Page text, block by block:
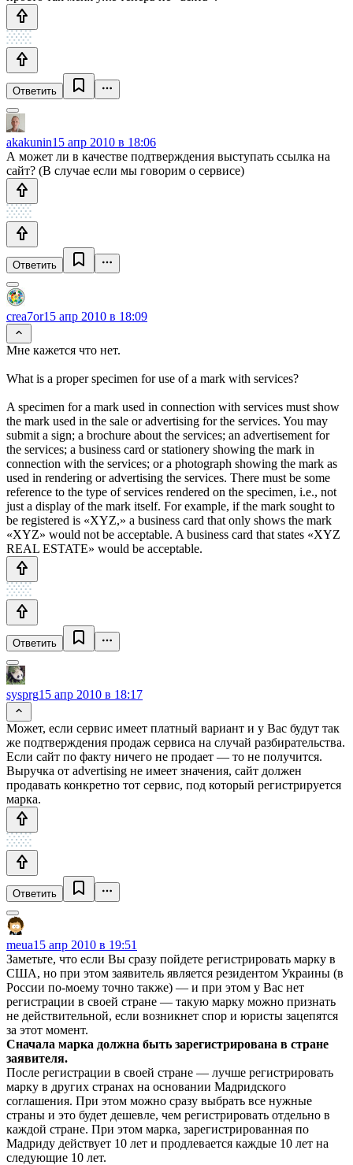
Ответить
akakunin15 апр 2010 в 18:06
А может ли в качестве подтверждения выступать ссылка на
сайт? (В случае если мы говорим о сервисе)
Ответить
crea7or15 апр 2010 в 18:09
Мне кажется что нет.
What is a proper specimen for use of a mark with services?
A specimen for a mark used in connection with services must show
the mark used in the sale or advertising for the services. You may
submit a sign; a brochure about the services; an advertisement for
the services; a business card or stationery showing the mark in
connection with the services; or a photograph showing the mark as
used in rendering or advertising the services. There must be some
reference to the type of services rendered on the specimen, i.e., not
just a display of the mark itself. For example, if the mark sought to
be registered is «XYZ,» a business card that only shows the mark
«XYZ» would not be acceptable. A business card that states «XYZ
REAL ESTATE» would be acceptable.
Ответить
sysprg15 апр 2010 в 18:17
Может, если сервис имеет платный вариант и у Вас будут так
же подтверждения продаж сервиса на случай разбирательства.
Если сайт по факту ничего не продает — то не получится.
Выручка от advertising не имеет значения, сайт должен
продавать конкретно тот сервис, под который регистрируется
марка.
Ответить
meua15 апр 2010 в 19:51
Заметьте, что если Вы сразу пойдете регистрировать марку в
США, но при этом заявитель является резидентом Украины (в
России по-моему точно также) — и при этом у Вас нет
регистрации в своей стране — такую марку можно признать
не действительной, если возникнет спор и юристы зацепятся
за этот момент.
Сначала марка должна быть зарегистрирована в стране
заявителя.
После регистрации в своей стране — лучше регистрировать
марку в других странах на основании Мадридского
соглашения. При этом можно сразу выбрать все нужные
страны и это будет дешевле, чем регистрировать отдельно в
каждой стране. При этом марка, зарегистрированная по
Мадриду действует 10 лет и продлевается каждые 10 лет на
следующие 10 лет.